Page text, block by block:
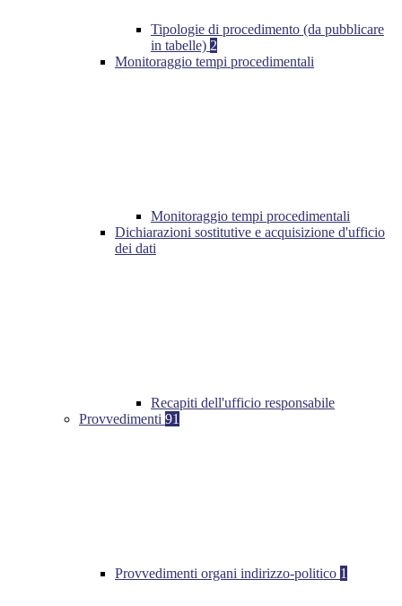
Tipologie di procedimento (da pubblicare
in tabelle) 2
Monitoraggio tempi procedimentali
Monitoraggio tempi procedimentali
Dichiarazioni sostitutive e acquisizione d'ufficio
dei dati
Recapiti dell'ufficio responsabile
Provvedimenti 91
Provvedimenti organi indirizzo-politico 1